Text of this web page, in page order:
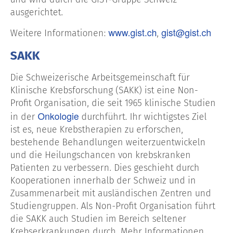
ausgerichtet.
Weitere Informationen: www.gist.ch, gist@gist.ch
SAKK
Die Schweizerische Arbeitsgemeinschaft für
Klinische Krebsforschung (SAKK) ist eine Non-
Profit Organisation, die seit 1965 klinische Studien
in der Onkologie durchführt. Ihr wichtigstes Ziel
ist es, neue Krebstherapien zu erforschen,
bestehende Behandlungen weiterzuentwickeln
und die Heilungschancen von krebskranken
Patienten zu verbessern. Dies geschieht durch
Kooperationen innerhalb der Schweiz und in
Zusammenarbeit mit ausländischen Zentren und
Studiengruppen. Als Non-Profit Organisation führt
die SAKK auch Studien im Bereich seltener